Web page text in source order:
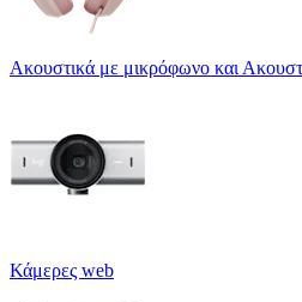
Ακουστικά με μικρόφωνο και
Κάμερες web